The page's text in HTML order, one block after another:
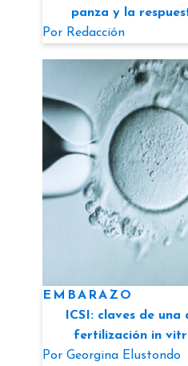
panza y la
Por Redacción
EMBARAZO
ICSI: claves de una
fertilización in
Por Georgina Elustondo